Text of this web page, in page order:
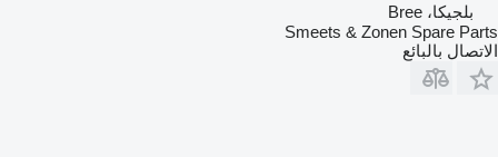
بلجيكا، Bree
Smeets & Zonen Spare Parts
الاتصال بالبائع